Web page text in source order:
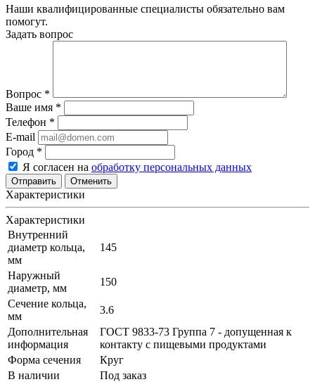
Наши квалифицированные специалисты обязательно вам
помогут.
Задать вопрос
Вопрос *
Ваше имя *
Телефон *
E-mail
Город *
Я согласен на обработку персональных данных
Отменить
Характеристики
Характеристики
Внутренний
диаметр кольца,
мм
145
Наружный
диаметр, мм
150
Сечение кольца,
мм
3.6
Дополнительная
информация
ГОСТ 9833-73 Группа 7 - допущенная к
контакту с пищевыми продуктами
Форма сечения
Круг
В наличии
Под заказ